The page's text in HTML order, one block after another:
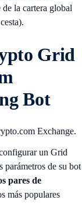
la cartera global
Grid
Bot
Exchange.
un Grid
parámetros de su bot
pares de
más populares